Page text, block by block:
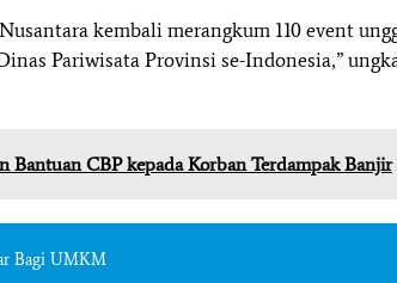
kembali merangkum 110 event
Pariwisata Provinsi se-Indonesia,”
Bantuan CBP kepada Korban Terdampak Banjir
Bagi UMKM